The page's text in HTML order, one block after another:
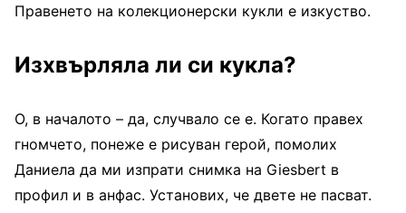
Правенето на колекционерски кукли е изкуство.
Изхвърляла ли си кукла?
О, в началото – да, случвало се е. Когато правех
гномчето, понеже е рисуван герой, помолих
Даниела да ми изпрати снимка на Giesbert в
профил и в анфас. Установих, че двете не пасват.